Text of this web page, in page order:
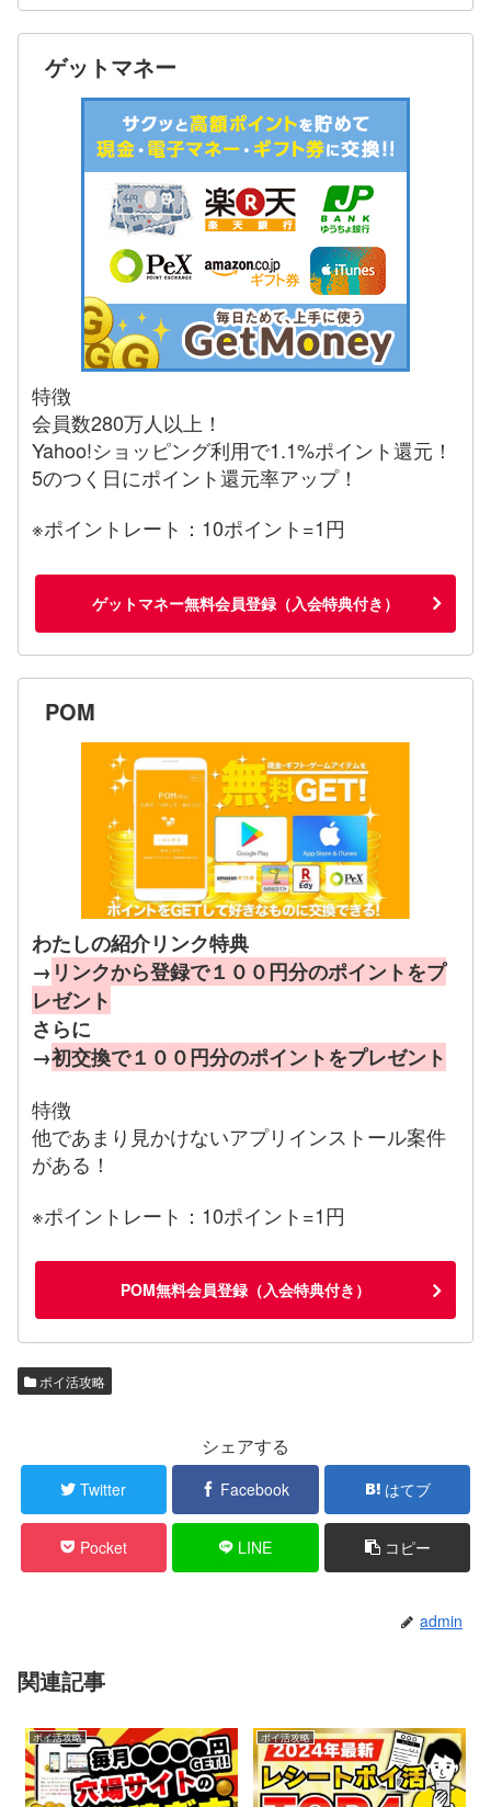
ゲットマネー
特徴
会員数280万人以上！
Yahoo!ショッピング利用で1.1%ポイント還元！
5のつく日にポイント還元率アップ！
※ポイントレート：10ポイント=1円
ゲットマネー無料会員登録（入会特典付き）
POM
わたしの紹介リンク特典
→ リンクから登録で１００円分のポイントをプ
レゼント
さらに
→初交換で１００円分のポイントをプレゼント
特徴
他であまり見かけないアプリインストール案件
がある！
※ポイントレート：10ポイント=1円
POM無料会員登録（入会特典付き）
ポイ活攻略
シェアする
Twitter Facebook はてブ
Pocket LINE コピー
admin
関連記事
ポイ活攻略 ポイ活攻略